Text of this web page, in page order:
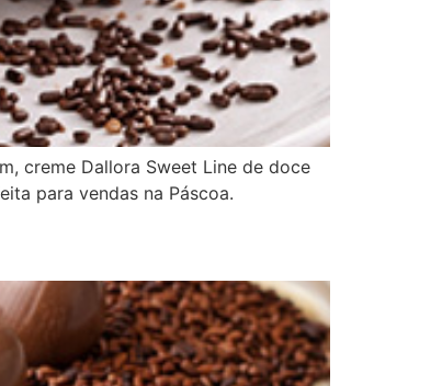
creme Dallora Sweet Line de doce
para vendas na Páscoa.